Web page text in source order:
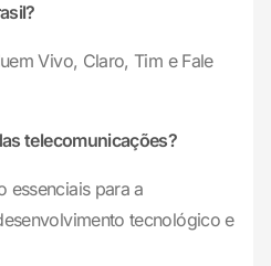
Vivo, Claro, Tim e Fale
telecomunicações?
essenciais para a
tecnológico e